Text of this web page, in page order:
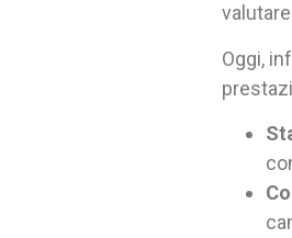
Oggi,